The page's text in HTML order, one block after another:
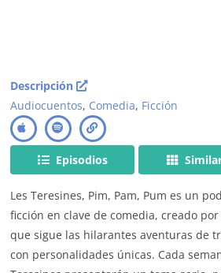
Descripción
Audiocuentos, Comedia, Ficción
Episodios
Les Teresines, Pim, Pam, Pum es un
ficción en clave de comedia, creado por
que sigue las hilarantes aventuras de
con personalidades únicas. Cada